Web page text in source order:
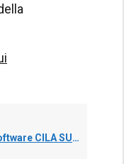
a Blumatica Energy?